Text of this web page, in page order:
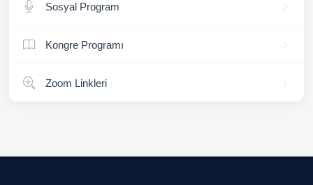
Sosyal Program
Kongre Programı
Zoom Linkleri